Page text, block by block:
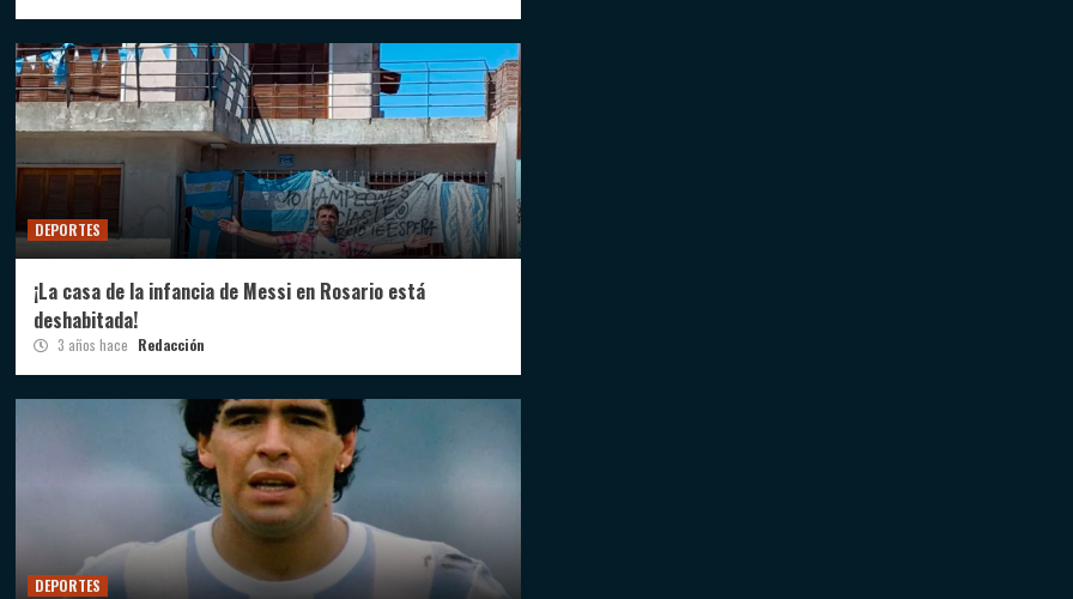
DEPORTES
¡La casa de la infancia de Messi en Rosario está
deshabitada!
3 años hace Redacción
DEPORTES